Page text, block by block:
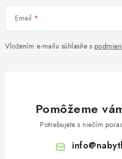
Email
Vložením e-mailu súhlasíte s
Pomôžeme
Potrebujete s niečím
info@